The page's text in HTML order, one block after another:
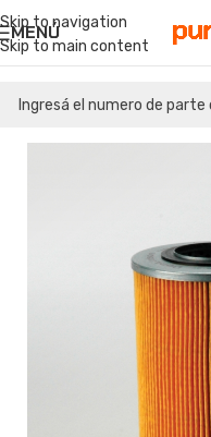
Skip to navigation
Skip to main content
MENÚ